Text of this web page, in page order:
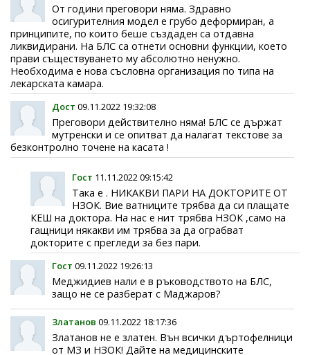
От години преговори няма. Здравно
осигурителния модел е грубо деформиран, а
принципите, по които беше създаден са отдавна
ликвидирани. На БЛС са отнети основни функции, което
прави съществуването му абсолютно ненужно.
Необходима е нова съсловна организация по типа на
лекарската камара.
Дост 09.11.2022 19:32:08
Преговори действително няма! БЛС се държат
мутренски и се опитват да налагат текстове за
безконтролно точене на касата !
Гост 11.11.2022 09:15:42
Така е . НИКАКВИ ПАРИ НА ДОКТОРИТЕ ОТ
НЗОК. Вие ватниците трябва да си плащате
КЕШ на доктора. На нас е нит трябва НЗОК ,само на
гащници някакви им трябва за да ограбват
докторите с прегледи за без пари.
Гост 09.11.2022 19:26:13
Меджидиев нали е в ръководството на БЛС,
защо не се разберат с Маджаров?
Златанов 09.11.2022 18:17:36
Златанов не е златен. Вън всички дъртофелници
от МЗ и НЗОК! Дайте на медицинските